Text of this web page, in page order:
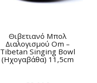
Θιβετιανό Μπολ
Διαλογισμού Om –
Tibetan Singing Bowl
(Ηχογαβάθα) 11,5cm